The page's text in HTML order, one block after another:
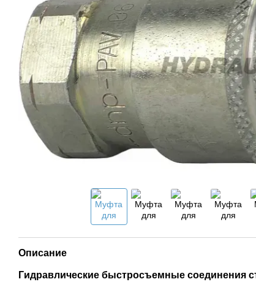
Описание
Гидравлические быстросъемные соединения